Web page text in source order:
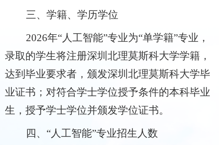
三、学籍、学历学位
2026年“人工智能”专业为“单学籍”专业，
录取的学生将注册深圳北理莫斯科大学学籍，
达到毕业要求者，颁发深圳北理莫斯科大学毕
业证书；对符合学士学位授予条件的本科毕业
生，授予学士学位并颁发学位证书。
四、 “人工智能”专业招生人数